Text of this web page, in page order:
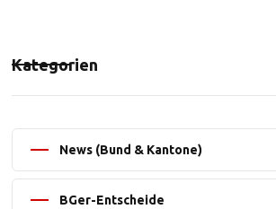
Kategorien
News (Bund & Kantone)
BGer-Entscheide